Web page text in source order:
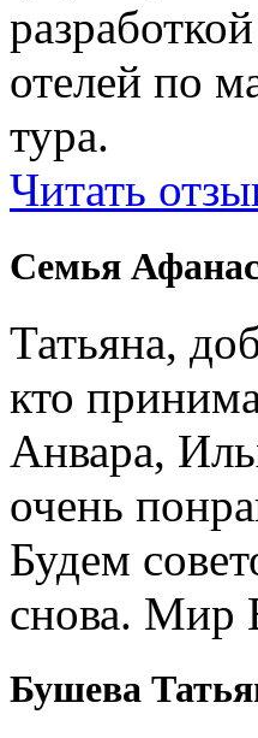
отелей по
тура.
Читать
Семья
Татьяна,
кто
Анвара,
очень
Будем
снова. Мир
Бушева